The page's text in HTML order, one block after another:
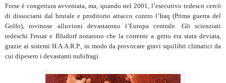
Forse è congettura avventata, ma, quando nel 2001, l’esecutivo tedesco cercò
di dissociarsi dal brutale e proditorio attacco contro l’Iraq (Prima guerra del
Golfo), rovinose alluvioni devastarono l’Europa centrale. Gli scienziati
tedeschi Frosar e Bludorf notarono che la corrente a getto era stata deviata,
grazie ai sistemi H.A.A.R.P., in modo da provocare gravi squilibri climatici da
cui dipesero i devastanti nubifragi.